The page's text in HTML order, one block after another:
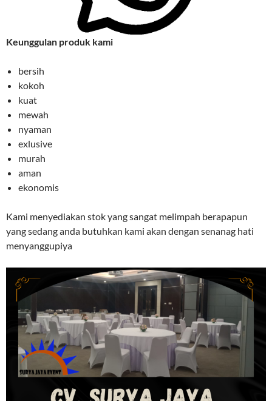
Keunggulan produk kami
bersih
kokoh
kuat
mewah
nyaman
exlusive
murah
aman
ekonomis
Kami menyediakan stok yang sangat melimpah berapapun
yang sedang anda butuhkan kami akan dengan senanag hati
menyanggupiya